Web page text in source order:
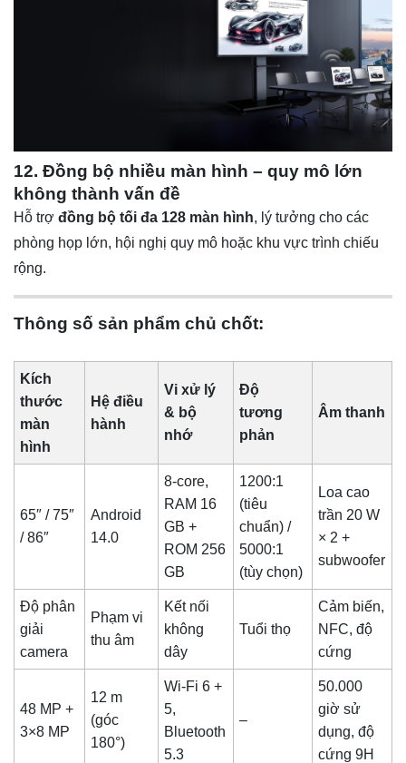
12. Đồng bộ nhiều màn hình – quy mô lớn
không thành vấn đề
Hỗ trợ đồng bộ tối đa 128 màn hình, lý tưởng cho các
phòng họp lớn, hội nghị quy mô hoặc khu vực trình chiếu
rộng.
Thông số sản phẩm chủ chốt:
Kích
thước
màn
hình
Hệ điều
hành
Vi xử lý
& bộ
nhớ
Độ
tương
phản
Âm thanh
65″ / 75″
/ 86″
Android
14.0
8-core,
RAM 16
GB +
ROM 256
GB
1200:1
(tiêu
chuẩn) /
5000:1
(tùy chọn)
Loa cao
trần 20 W
× 2 +
subwoofer
Độ phân
giải
camera
Phạm vi
thu âm
Kết nối
không
dây
Tuổi thọ
Cảm biến,
NFC, độ
cứng
48 MP +
3×8 MP
12 m
(góc
180°)
Wi-Fi 6 +
5,
Bluetooth
5.3
–
50.000
giờ sử
dụng, độ
cứng 9H